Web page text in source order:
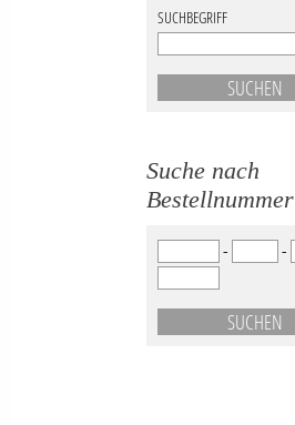
SUCHBEGRIFF
Suche nach
Bestellnummer
- -